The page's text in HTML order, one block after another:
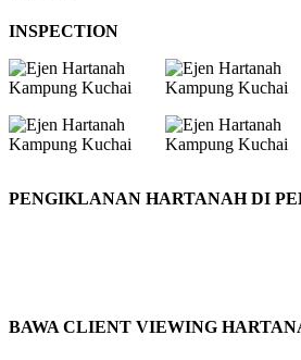
INSPECTION
PENGIKLANAN HARTANAH DI
BAWA CLIENT VIEWING